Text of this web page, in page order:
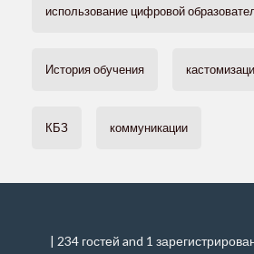
использование цифровой
История обучения
КБЗ коммуникации
| 234 гостей and 1